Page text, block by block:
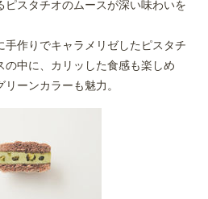
ピスタチオのムースが深い味わいを
作りでキャラメリゼしたピスタチ
の中に、カリッした食感も楽しめ
ーンカラーも魅力。